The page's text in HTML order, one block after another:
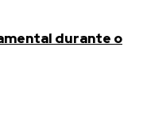
durante o